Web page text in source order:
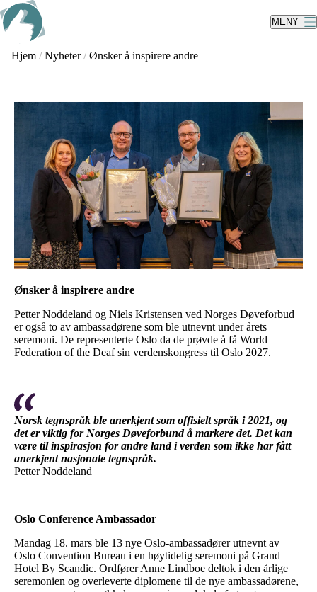
Skip
to
main
content
MENY
Hjem / Nyheter / Ønsker å inspirere andre
Ønsker å inspirere andre
Petter Noddeland og Niels Kristensen ved Norges Døveforbud
er også to av ambassadørene som ble utnevnt under årets
seremoni. De representerte Oslo da de prøvde å få World
Federation of the Deaf sin verdenskongress til Oslo 2027.
Norsk tegnspråk ble anerkjent som offisielt språk i 2021, og
det er viktig for Norges Døveforbund å markere det. Det kan
være til inspirasjon for andre land i verden som ikke har fått
anerkjent nasjonale tegnspråk.
Petter Noddeland
Oslo Conference Ambassador
Mandag 18. mars ble 13 nye Oslo-ambassadører utnevnt av
Oslo Convention Bureau i en høytidelig seremoni på Grand
Hotel By Scandic. Ordfører Anne Lindboe deltok i den årlige
seremonien og overleverte diplomene til de nye ambassadørene,